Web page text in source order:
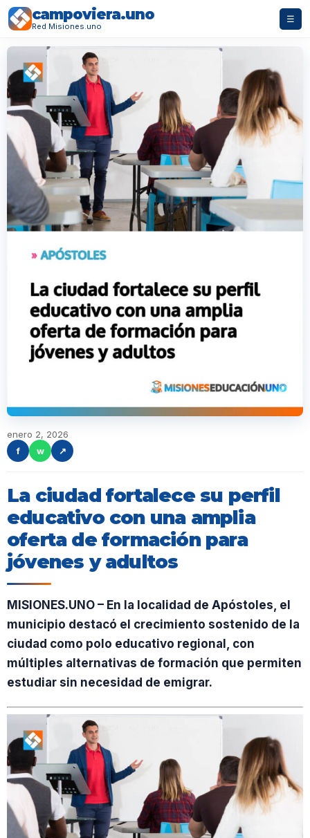
campoviera.uno
Red Misiones.uno
☰
enero 2, 2026
f
w ↗
La ciudad fortalece su perfil
educativo con una amplia
oferta de formación para
jóvenes y adultos
MISIONES.UNO – En la localidad de Apóstoles, el
municipio destacó el crecimiento sostenido de la
ciudad como polo educativo regional, con
múltiples alternativas de formación que permiten
estudiar sin necesidad de emigrar.